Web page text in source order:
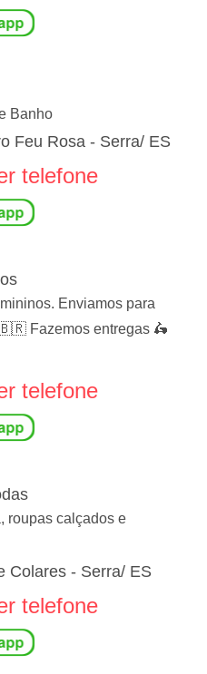
Banho
Feu Rosa - Serra/ ES
telefone
Enviamos para
Fazemos entregas 🛵
telefone
roupas calçados e
Colares - Serra/ ES
telefone